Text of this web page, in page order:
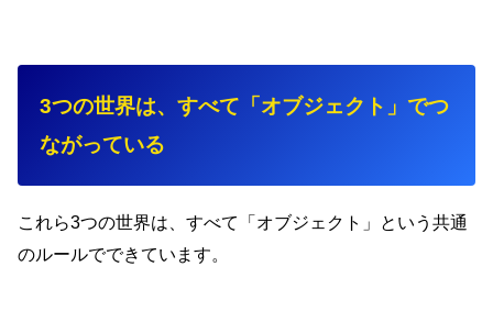
3つの世界は、すべて「オブジェクト」でつ
ながっている
これら3つの世界は、すべて「オブジェクト」という共通
のルールでできています。